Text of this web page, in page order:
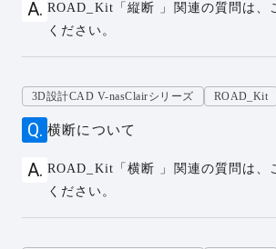
ROAD_Kit「縦断 」関連の質問は、
ください。
3D設計CAD V-nasClairシリーズ ROAD_Kit
横断について
ROAD_Kit「横断 」関連の質問は、
ください。